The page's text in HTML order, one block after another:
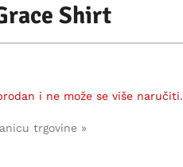
Shirt
i ne može se više naručiti.
trgovine »